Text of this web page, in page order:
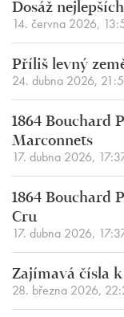
Dosáž
14. června 2026,
Příliš levný
24. dubna 2026,
1864 Bouchard
Marconnets
17. dubna 2026,
1864 Bouchard
Cru
17. dubna 2026,
Zajímavá čísla k
28. března 2026,